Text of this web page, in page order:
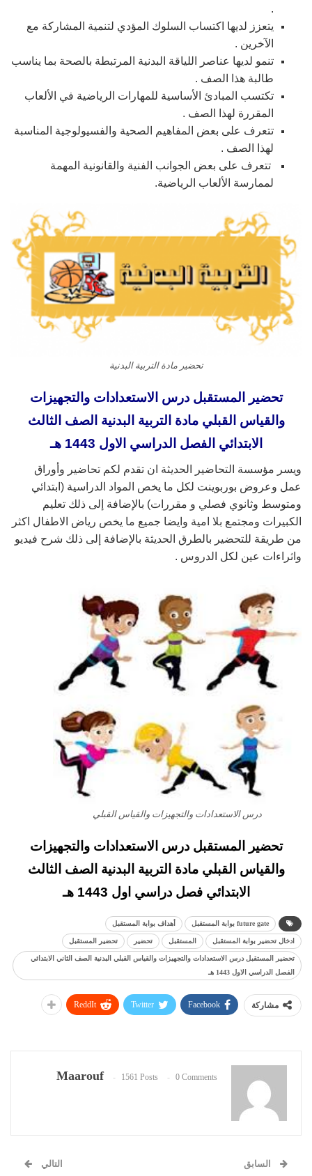
.
يتعزز لديها اكتساب السلوك المؤدي لتنمية المشاركة مع
الآخرين .
تنمو لديها عناصر اللياقة البدنية المرتبطة بالصحة بما يناسب
طالبة هذا الصف .
تكتسب المبادئ الأساسية للمهارات الرياضية في الألعاب
المقررة لهذا الصف .
تتعرف على بعض المفاهيم الصحية والفسيولوجية المناسبة
لهذا الصف .
تتعرف على بعض الجوانب الفنية والقانونية المهمة
لممارسة الألعاب الرياضية.
تحضير مادة التربية البدنية
تحضير المستقبل درس الاستعدادات والتجهيزات
والقياس القبلي مادة التربية البدنية الصف الثالث
الابتدائي الفصل الدراسي الاول 1443 هـ
ويسر مؤسسة التحاضير الحديثة ان تقدم لكم تحاضير وأوراق
عمل وعروض بوربوينت لكل ما يخص المواد الدراسية (ابتدائي
ومتوسط وثانوي فصلي و مقررات) بالإضافة إلى ذلك تعليم
الكبيرات ومجتمع بلا امية وايضا جميع ما يخص رياض الاطفال اكثر
من طريقة للتحضير بالطرق الحديثة بالإضافة إلى ذلك شرح فيديو
واثراءات عين لكل الدروس .
درس الاستعدادات والتجهيزات والقياس القبلي
تحضير المستقبل درس الاستعدادات والتجهيزات
والقياس القبلي مادة التربية البدنية الصف الثالث
الابتدائي فصل دراسي اول 1443 هـ
future gate بوابة المستقبل أهداف بوابة المستقبل
ادخال تحضير بوابة المستقبل المستقبل تحضير تحضير المستقبل
تحضير المستقبل درس الاستعدادات والتجهيزات والقياس القبلي البدنية الصف الثاني الابتدائي
الفصل الدراسي الاول 1443 هـ
مشاركة Facebook
Twitter
ReddIt
Maarouf 1561 Posts 0 Comments
السابق التالي